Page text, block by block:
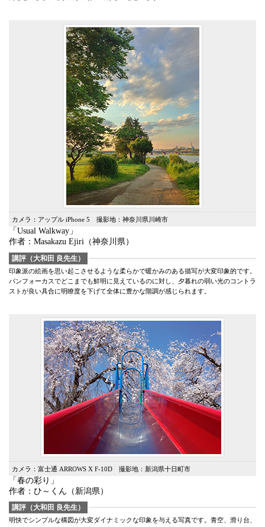
カメラ：アップル iPhone 5 撮影地：神奈川県川崎市
「Usual Walkway」
作者：Masakazu Ejiri（神奈川県）
講評（大和田 良先生）
印象派の絵画を思い起こさせるような柔らかで暖かみのある描写が大変印象的です。
パンフォーカスでどこまでも鮮明に見えているのに対し、夕暮れの弱い光のコントラ
ストが良い具合に明瞭度を下げて全体に豊かな階調が感じられます。
カメラ：富士通 ARROWS X F-10D 撮影地：新潟県十日町市
「春の彩り」
作者：ひ～くん（新潟県）
講評（大和田 良先生）
明快でシンプルな構図が大変ダイナミックな印象を与える写真です。青空、滑り台、